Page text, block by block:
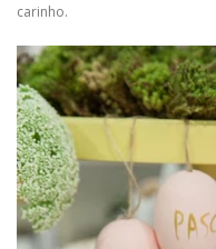
carinho.